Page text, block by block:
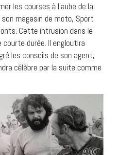
les courses à l’aube de la
son magasin de moto, Sport
Cette intrusion dans le
durée. Il engloutira
les conseils de son agent,
célèbre par la suite comme